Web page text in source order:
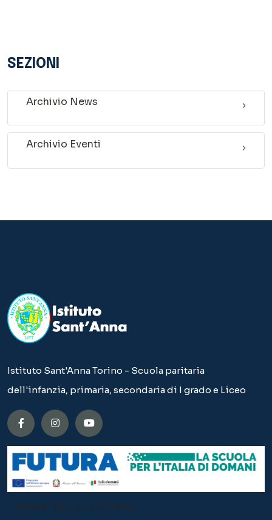
SEZIONI
Archivio News
Archivio Eventi
Istituto Sant'Anna Torino - Scuola paritaria
dell'infanzia, primaria, secondaria di I grado e Liceo
Bando: Non uno di meno